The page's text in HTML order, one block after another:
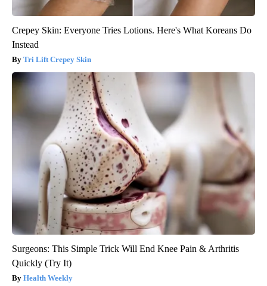
Crepey Skin: Everyone Tries Lotions. Here's What Koreans Do
Instead
Tri Lift Crepey Skin
Surgeons: This Simple Trick Will End Knee Pain & Arthritis
Quickly (Try It)
Health Weekly